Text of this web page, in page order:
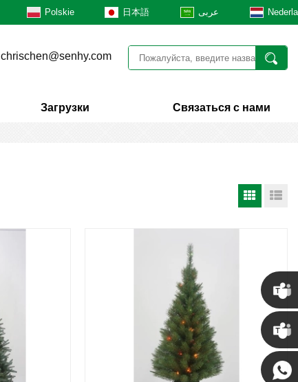
Polskie 日本語 عربى
chrischen@senhy.com
Загрузки Связаться с нами
Крис
Кенни